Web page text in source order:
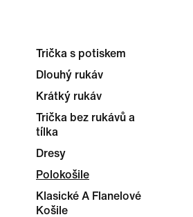
Trička s potiskem
Dlouhý rukáv
Krátký rukáv
Trička bez rukávů a
tílka
Dresy
Polokošile
Klasické A Flanelové
Košile